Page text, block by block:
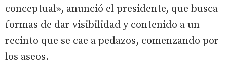
conceptual», anunció el presidente, que busca
formas de dar visibilidad y contenido a un
recinto que se cae a pedazos, comenzando por
los aseos.